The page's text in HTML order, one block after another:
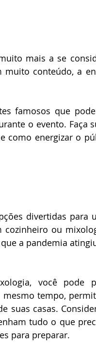
mais a se
conteúdo, a
famosos que
o evento. Faça
como energizar o
divertidas para
ou
a pandemia
você pode
tempo,
suas casas.
tudo o que
para preparar.